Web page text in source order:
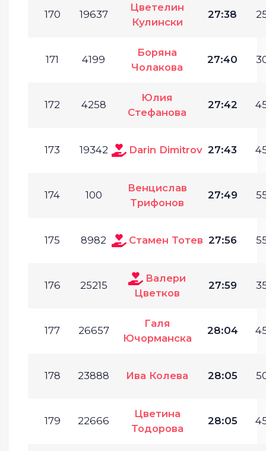
170 19637
Цветелин
Кулински
27:38
171 4199
Боряна
Чолакова
27:40
172 4258
Юлия
Стефанова
27:42
173 19342 Darin Dimitrov 27:43
174 100
Венцислав
Трифонов
27:49
175 8982 Стамен Тотев 27:56
176 25215
Валери
Цветков
27:59
177 26657
Галя
Ючорманска
28:04
178 23888 Ива Колева 28:05
179 22666
Цветина
Тодорова
28:05